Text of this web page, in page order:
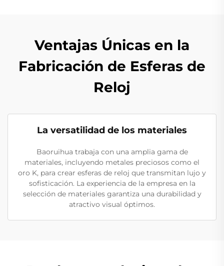
Ventajas Únicas en la
Fabricación de Esferas de
Reloj
La versatilidad de los materiales
Baoruihua trabaja con una amplia gama de
materiales, incluyendo metales preciosos como el
oro K, para crear esferas de reloj que transmitan lujo y
sofisticación. La experiencia de la empresa en la
selección de materiales garantiza una durabilidad y
atractivo visual óptimos.